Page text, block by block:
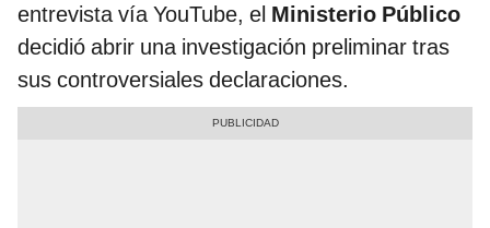
entrevista vía YouTube, el Ministerio Público
decidió abrir una investigación preliminar tras
sus controversiales declaraciones.